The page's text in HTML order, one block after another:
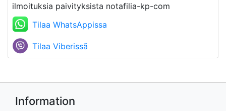
ilmoituksia paivityksista notafilia-kp-com
Tilaa WhatsAppissa
Tilaa Viberissã
Information